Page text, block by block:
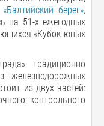
берег»,
на 51-х ежегодных
«Кубок юных
традиционно
железнодорожных
из двух частей:
контрольного